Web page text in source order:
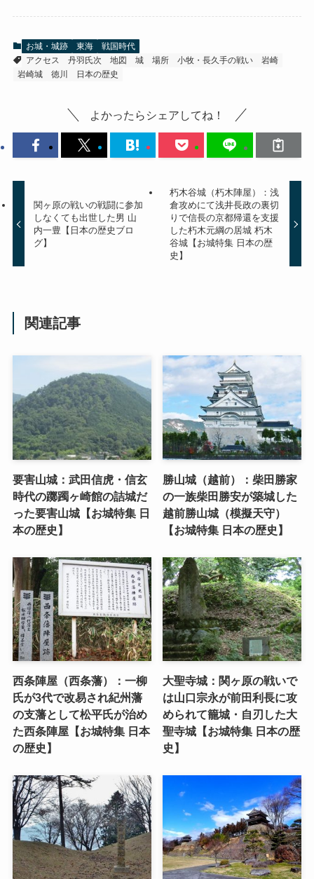
お城・城跡 東海
戦国時代
アクセス
丹羽氏次 地図 城 場所 小牧・長久手の戦い
岩崎
岩崎城
徳川 日本の歴史
よかったらシェアしてね！
関ヶ原の戦いの戦闘に参加
しなくても出世した男 山
内一豊【日本の歴史ブロ
グ】
朽木谷城（朽木陣屋）：浅
倉攻めにて浅井長政の裏切
りで信長の京都帰還を支援
した朽木元綱の居城 朽木
谷城【お城特集 日本の歴
史】
関連記事
要害山城：武田信虎・信玄
時代の躑躅ヶ崎館の詰城だ
った要害山城【お城特集 日
本の歴史】
勝山城（越前）：柴田勝家
の一族柴田勝安が築城した
越前勝山城（模擬天守）
【お城特集 日本の歴史】
西条陣屋（西条藩）：一柳
氏が3代で改易され紀州藩
の支藩として松平氏が治め
た西条陣屋【お城特集 日本
の歴史】
大聖寺城：関ヶ原の戦いで
は山口宗永が前田利長に攻
められて籠城・自刃した大
聖寺城【お城特集 日本の歴
史】